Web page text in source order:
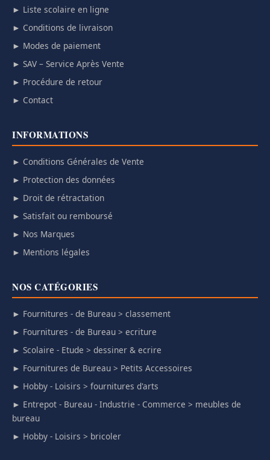
► Liste scolaire en ligne
► Conditions de livraison
► Modes de paiement
► SAV – Service Après Vente
► Procédure de retour
► Contact
INFORMATIONS
► Conditions Générales de Vente
► Protection des données
► Droit de rétractation
► Satisfait ou remboursé
► Nos Marques
► Mentions légales
NOS CATÉGORIES
► Fournitures - de Bureau > classement
► Fournitures - de Bureau > ecriture
► Scolaire - Etude > dessiner & ecrire
► Fournitures de Bureau > Petits Accessoires
► Hobby - Loisirs > fournitures d'arts
► Entrepot - Bureau - Industrie - Commerce > meubles de
bureau
► Hobby - Loisirs > bricoler